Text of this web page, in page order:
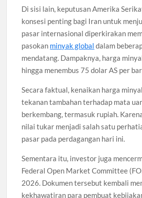
Di sisi lain, keputusan Amerika
konsesi penting bagi Iran untuk
pasar internasional diperkirakan
pasokan minyak global dalam
mendatang. Dampaknya, harga
hingga menembus 75 dolar AS per
Secara faktual, kenaikan harga
tekanan tambahan terhadap mata
berkembang, termasuk rupiah.
nilai tukar menjadi salah satu
pasar pada perdagangan hari ini.
Sementara itu, investor juga
Federal Open Market Committee
2026. Dokumen tersebut kembali
kekhawatiran para pembuat